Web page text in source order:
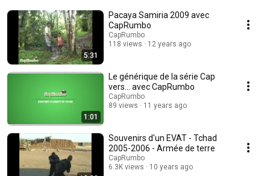
5:31
Pacaya Samiria 2009 avec
CapRumbo
CapRumbo
118 views
12 years ago
1:01
Le générique de la série Cap
vers... avec CapRumbo
CapRumbo
89 views
11 years ago
Souvenirs d'un EVAT - Tchad
2005-2006 - Armée de terre
CapRumbo
6.3K views
10 years ago